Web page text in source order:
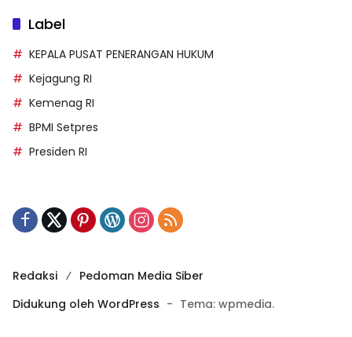
Label
KEPALA PUSAT PENERANGAN HUKUM
Kejagung RI
Kemenag RI
BPMI Setpres
Presiden RI
Redaksi
Pedoman Media Siber
Didukung oleh WordPress - Tema: wpmedia.